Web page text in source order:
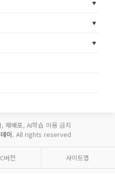
재배포, AI학습 이용 금지
이. All rights reserved
버전 사이트맵